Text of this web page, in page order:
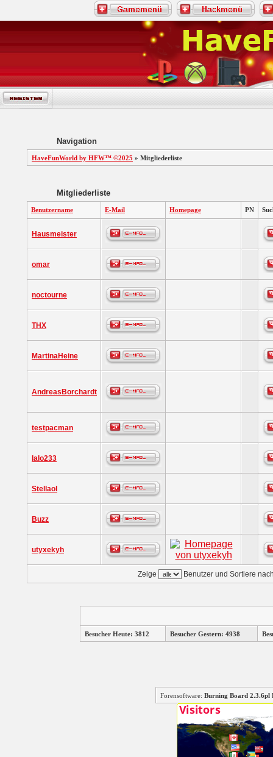
Navigation
HaveFunWorld by HFW™ ©2025 » Mitgliederliste
Mitgliederliste
Benutzername E-Mail Homepage PN
Hausmeister
omar
noctourne
THX
MartinaHeine
AndreasBorchardt
testpacman
lalo233
Stellaol
Buzz
utyxekyh
Zeige Benutzer und Sortiere
Besucher Heute: 3812 Besucher Gestern: 4938
Forensoftware: Burning Board